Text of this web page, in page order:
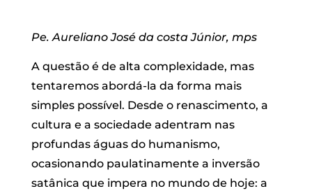
Pe. Aureliano José da costa Júnior, mps
A questão é de alta complexidade, mas
tentaremos abordá-la da forma mais
simples possível. Desde o renascimento, a
cultura e a sociedade adentram nas
profundas águas do humanismo,
ocasionando paulatinamente a inversão
satânica que impera no mundo de hoje: a